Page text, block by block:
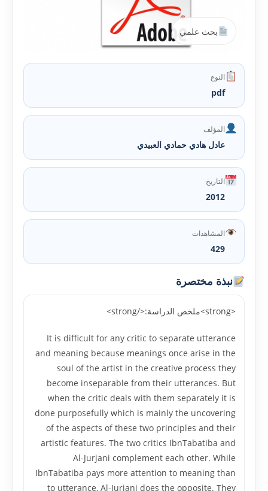
بحث علمي
النوع
pdf
المؤلف
عادل هادي حمادي العبيدي
التاريخ
2012
المشاهدات
429
نبذة مختصرة
<strong>ملخص الدراسة:</strong>
It is difficult for any critic to separate utterance
and meaning because meanings once arise in the
soul of the artist in the creative process they
become inseparable from their utterances. But
when the critic deals with them separately it is
done purposefully which is mainly the uncovering
of the aspects of these two principles and their
artistic features. The two critics IbnTabatiba and
Al-Jurjani complement each other. While
IbnTabatiba pays more attention to meaning than
to utterance, Al-Jurjani does the opposite. They